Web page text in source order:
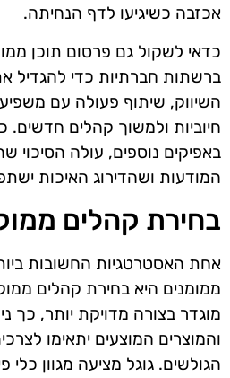
אכזבה כשיגיעו לדף הנחיתה.
כדאי לשקול גם פרסום תוכן
ברשתות חברתיות כדי להגדיל
השיווק, שיתוף פעולה עם
חיוביות ולמשוך קהלים חדשים.
באפיקים נוספים, עולה הסיכוי
המודעות ושהדירוג האיכות
בחירת קהלים
אחת האסטרטגיות החשובות
ממומנים היא בחירת קהלים
מוגדר בצורה מדויקת יותר, כך
והמוצרים המוצעים יתאימו
הגולשים. גוגל מציעה מגוון